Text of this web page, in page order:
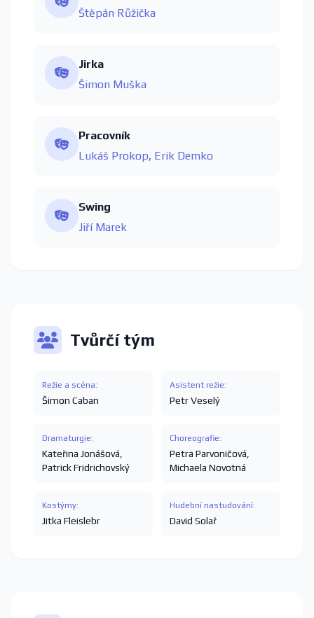
Štěpán Růžička
Jirka
Šimon Muška
Pracovník
Lukáš Prokop, Erik Demko
Swing
Jiří Marek
Tvůrčí tým
Režie a scéna:
Šimon Caban
Asistent režie:
Petr Veselý
Dramaturgie:
Kateřina Jonášová
Patrick Fridrichovský
Choreografie:
Petra Parvoničová
Michaela Novotná
Kostýmy:
Jitka Fleislebr
Hudební nastudování:
David Solař